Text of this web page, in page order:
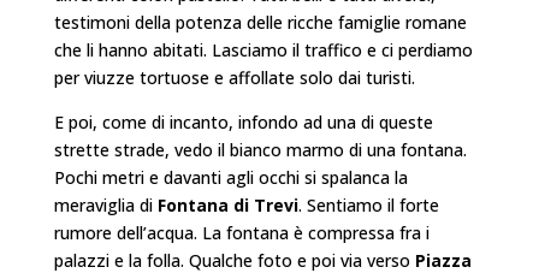
testimoni della potenza delle ricche famiglie romane
che li hanno abitati. Lasciamo il traffico e ci perdiamo
per viuzze tortuose e affollate solo dai turisti.
E poi, come di incanto, infondo ad una di queste
strette strade, vedo il bianco marmo di una fontana.
Pochi metri e davanti agli occhi si spalanca la
meraviglia di Fontana di Trevi. Sentiamo il forte
rumore dell’acqua. La fontana è compressa fra i
palazzi e la folla. Qualche foto e poi via verso Piazza